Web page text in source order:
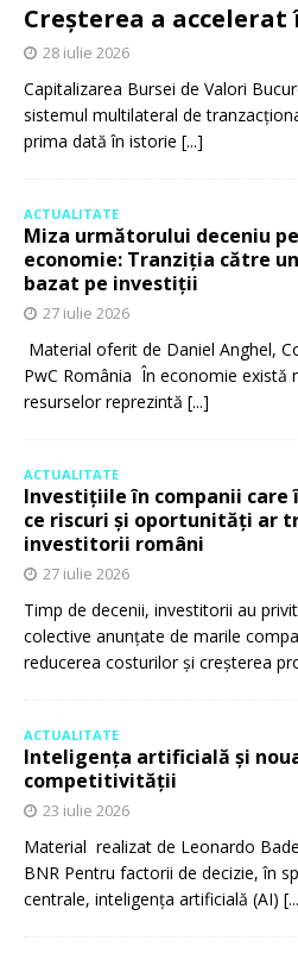
Creșterea a accelerat
28 iulie 2026
Capitalizarea Bursei de Valori
sistemul multilateral de
prima dată în istorie [...]
ACTUALITATE
Miza următorului deceniu
economie: Tranziția către
bazat pe investiții
27 iulie 2026
Material oferit de Daniel Anghel,
PwC România În economie există
resurselor reprezintă [...]
ACTUALITATE
Investițiile în companii care
ce riscuri și oportunități ar
investitorii români
27 iulie 2026
Timp de decenii, investitorii au
colective anunțate de marile
reducerea costurilor și creșterea
ACTUALITATE
Inteligența artificială și
competitivității
23 iulie 2026
Material realizat de Leonardo
BNR Pentru factorii de decizie, în
centrale, inteligența artificială (AI)